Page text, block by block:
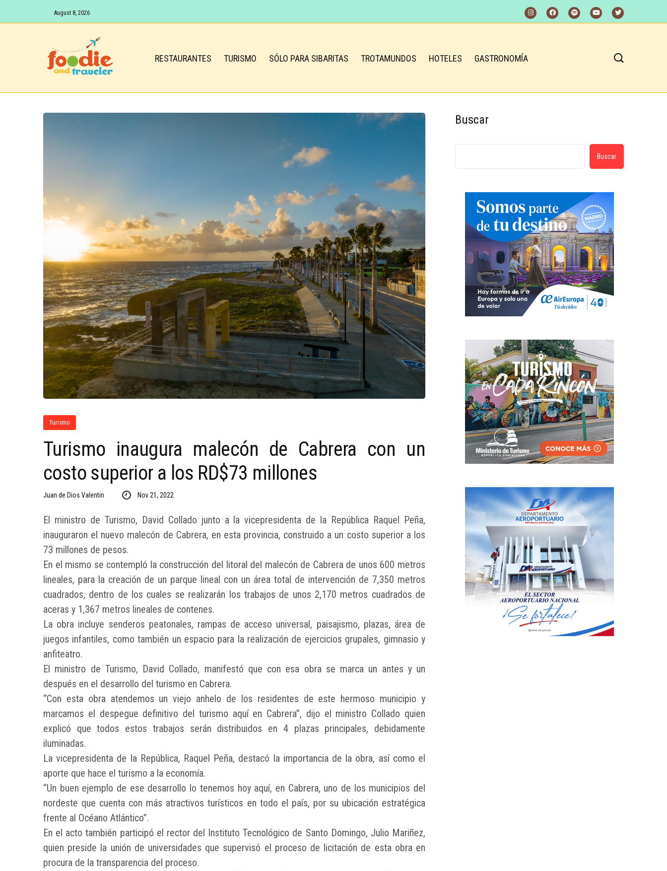
August 8, 2026
RESTAURANTES TURISMO SÓLO PARA SIBARITAS TROTAMUNDOS HOTELES GASTRONOMÍA
Turismo
Turismo inaugura malecón de Cabrera con un
costo superior a los RD$73 millones
Juan de Dios Valentin Nov 21, 2022
El ministro de Turismo, David Collado junto a la vicepresidenta de la República Raquel Peña,
inauguraron el nuevo malecón de Cabrera, en esta provincia, construido a un costo superior a los
73 millones de pesos.
En el mismo se contempló la construcción del litoral del malecón de Cabrera de unos 600 metros
lineales, para la creación de un parque lineal con un área total de intervención de 7,350 metros
cuadrados, dentro de los cuales se realizarán los trabajos de unos 2,170 metros cuadrados de
aceras y 1,367 metros lineales de contenes.
La obra incluye senderos peatonales, rampas de acceso universal, paisajismo, plazas, área de
juegos infantiles, como también un espacio para la realización de ejercicios grupales, gimnasio y
anfiteatro.
El ministro de Turismo, David Collado, manifestó que con esa obra se marca un antes y un
después en el desarrollo del turismo en Cabrera.
“Con esta obra atendemos un viejo anhelo de los residentes de este hermoso municipio y
marcamos el despegue definitivo del turismo aquí en Cabrera”, dijo el ministro Collado quien
explicó que todos estos trabajos serán distribuidos en 4 plazas principales, debidamente
iluminadas.
La vicepresidenta de la República, Raquel Peña, destacó la importancia de la obra, así como el
aporte que hace el turismo a la economía.
“Un buen ejemplo de ese desarrollo lo tenemos hoy aquí, en Cabrera, uno de los municipios del
nordeste que cuenta con más atractivos turísticos en todo el país, por su ubicación estratégica
frente al Océano Atlántico”.
En el acto también participó el rector del Instituto Tecnológico de Santo Domingo, Julio Mariñez,
quien preside la unión de universidades que supervisó el proceso de licitación de esta obra en
procura de la transparencia del proceso.
Buscar
Buscar